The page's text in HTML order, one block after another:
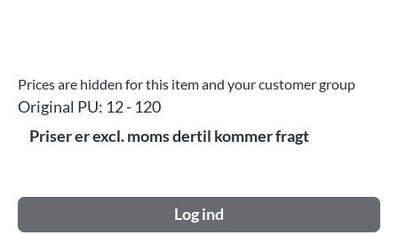
Prices are hidden for this item and your customer group
Original PU: 12 - 120
Priser er excl. moms dertil kommer fragt
Log ind